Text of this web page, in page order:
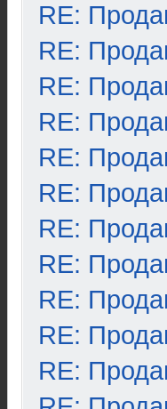
RE:
RE:
RE:
RE:
RE:
RE:
RE:
RE:
RE:
RE:
RE: